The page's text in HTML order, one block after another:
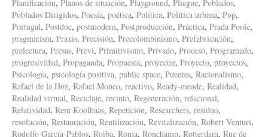
Planificación, Planos de situación, Playground, Pliegue, Poblados,
Poblados Dirigidos, Poesía, poética, Política, Política urbana, Pop,
Portugal, Postdoc, postmodern, Postproducción, Práctica, Prada Poole,
pragmatism, Praxis, Precisión, Precolombinismo, Prefabricación,
prelectura, Presas, Previ, Primitivismo, Privado, Proceso, Programado,
progresividad, Propaganda, Propuesta, proyectar, Proyecto, proyectos,
Psicología, psicología positiva, public space, Puentes, Racionalismo,
Rafael de la Hoz, Rafael Moneo, reactivo, Ready-meade, Realidad,
Realidad virtual, Reciclaje, recinto, Regeneración, relacional,
Relatividad, Rem Koolhaas, Repetición, Researchers, residuo,
resolución, Restauración, Reutilización, Revitalización, Robert Venturi,
Rodolfo García-Pablos, Roiba, Roma, Ronchamp, Rotterdam, Rue de